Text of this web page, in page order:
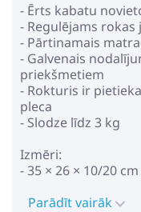
- Ērts kabatu
- Regulējams
- Pārtinamais
- Galvenais
priekšmetiem
- Rokturis ir
pleca
- Slodze līdz 3 kg
Izmēri:
- 35 × 26 × 10/20 cm
Parādīt vairāk